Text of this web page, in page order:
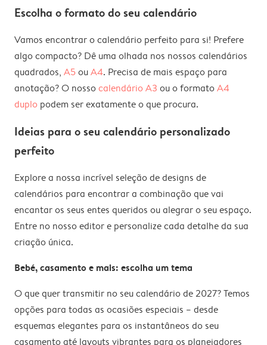
Escolha o formato do seu calendário
Vamos encontrar o calendário perfeito para si! Prefere
algo compacto? Dê uma olhada nos nossos calendários
quadrados, A5ouA4. Precisa de mais espaço para
anotação? O nossocalendário A3 ou o formatoA4
duplo podem ser exatamente o que procura.
Ideias para o seu calendário personalizado
perfeito
Explore a nossa incrível seleção de designs de
calendários para encontrar a combinação que vai
encantar os seus entes queridos ou alegrar o seu espaço.
Entre no nosso editor e personalize cada detalhe da sua
criação única.
Bebé, casamento e mais: escolha um tema
O que quer transmitir no seu calendário de 2027? Temos
opções para todas as ocasiões especiais – desde
esquemas elegantes para os instantâneos do seu
casamento até layouts vibrantes para os planejadores